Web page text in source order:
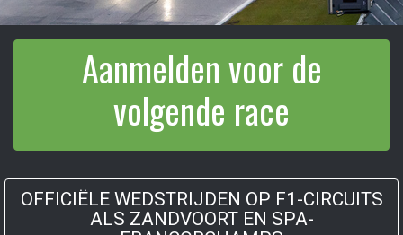
Aanmelden voor de
volgende race
OFFICIËLE WEDSTRIJDEN OP F1-CIRCUITS
ALS ZANDVOORT EN SPA-